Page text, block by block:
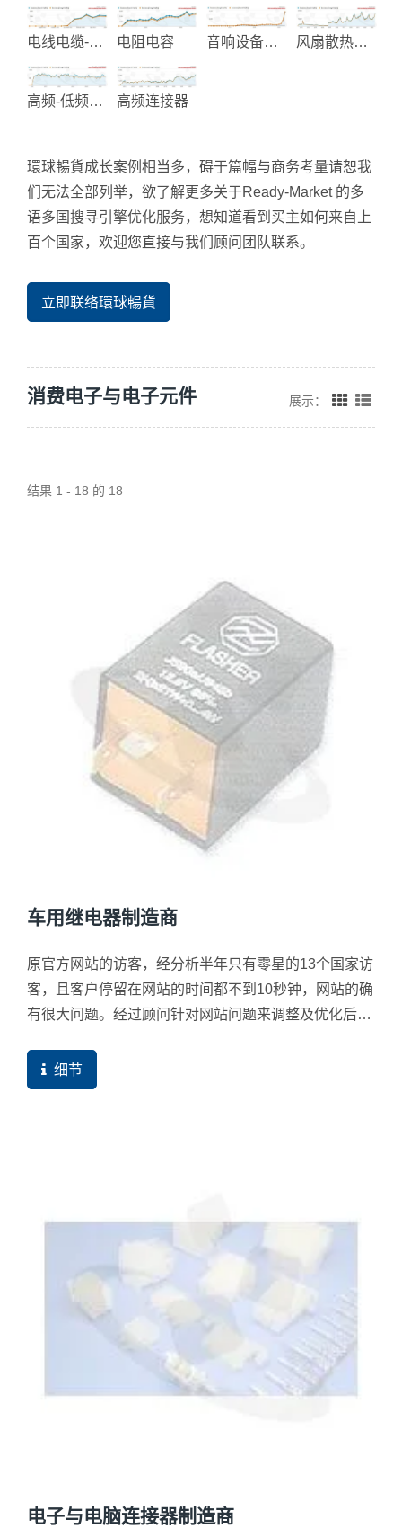
电线电缆-线材加工 电阻电容 音响设备代工 风扇散热系统
高频-低频-EMI-电源滤波器 高频连接器
環球暢貨成长案例相当多，碍于篇幅与商务考量请恕我
们无法全部列举，欲了解更多关于Ready-Market 的多
语多国搜寻引擎优化服务，想知道看到买主如何来自上
百个国家，欢迎您直接与我们顾问团队联系。
立即联络環球暢貨
消费电子与电子元件 展示：
结果 1 - 18 的 18
车用继电器制造商
原官方网站的访客，经分析半年只有零星的13个国家访
客，且客户停留在网站的时间都不到10秒钟，网站的确
有很大问题。经过顾问针对网站问题来调整及优化后，
着重开发的加拿大与俄罗斯，也都导入为数不小的目标
客户群。
细节
电子与电脑连接器制造商